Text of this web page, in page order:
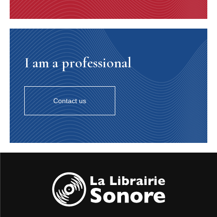
bien y avoir sur le vaste territoire des Etats-Unis des
joyaux qui sont restés confidentiels, soit oubliés dans
quelque coin, garage ou grenier, soit, pour d’autres,
gardés jalousement par des collectionneurs peu
désireux de partager ces merveilles avec tout le monde.
! S’il fallait démontrer l’utilité de ces retransmissions
radio, outre le plaisir immédiat procuré à l’auditeur, un
seul exemple suffirait, et quel exemple ! Le producteur et
promoteur de jazz John Hammond a découvert Count
Basie en 1936 tout simplement en écoutant sur le poste
de sa voiture une émission d’une radio locale (W9XBY)
! C’était, émanant du Reno Club de Kansas City,
l’orchestre d’un nommé William Basie. Et John
Hammond a reconnu ne jamais avoir entendu un jazz
aussi exceptionnel ! Cela le décida à se rendre très vite
à Kansas City pour en entendre plus. Là, il prit Count
l’appellation officielle, sous son aile pour les propulser
via Chicago à New York et vers la renommée ! Ces
retransmissions de Kansas City n’étaient pas
enregistrées et c’est un éternel regret que de ne pouvoir
I am a professional
Contact us